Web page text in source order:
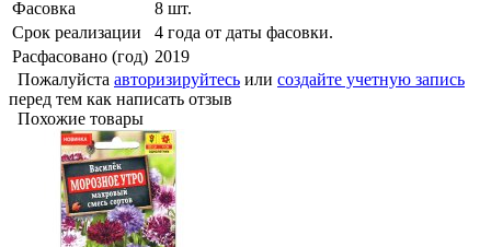
Фасовка
8 шт.
Срок реализации
4 года от даты фасовки.
Расфасовано (год) 2019
Пожалуйста авторизируйтесь или создайте учетную запись
перед тем как написать отзыв
Похожие товары